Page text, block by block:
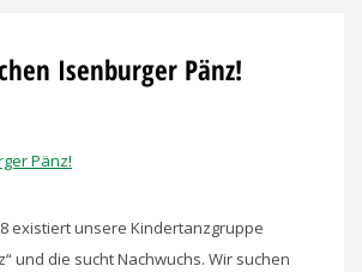
Isenburger Pänz!
existiert unsere Kindertanzgruppe
und die sucht Nachwuchs. Wir suchen